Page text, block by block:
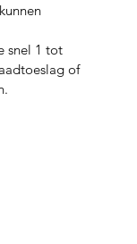
snel 1 tot
of